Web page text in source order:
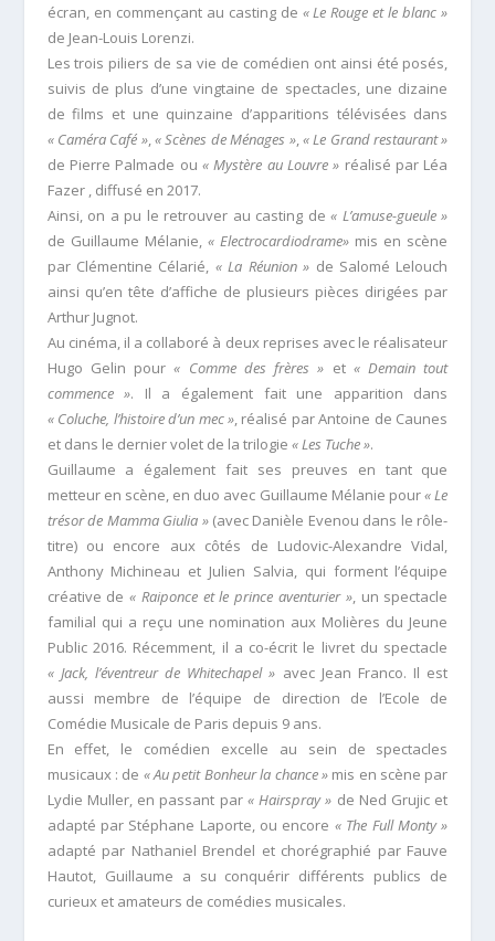
écran, en commençant au casting de « Le Rouge et le blanc »
de Jean-Louis Lorenzi.
Les trois piliers de sa vie de comédien ont ainsi été posés,
suivis de plus d’une vingtaine de spectacles, une dizaine
de films et une quinzaine d’apparitions télévisées dans
« Caméra Café »,« Scènes de Ménages »,« Le Grand restaurant »
de Pierre Palmade ou « Mystère au Louvre » réalisé par Léa
Fazer , diffusé en 2017.
Ainsi, on a pu le retrouver au casting de« L’amuse-gueule »
de Guillaume Mélanie, « Electrocardiodrame» mis en scène
par Clémentine Célarié, « La Réunion » de Salomé Lelouch
ainsi qu’en tête d’affiche de plusieurs pièces dirigées par
Arthur Jugnot.
Au cinéma, il a collaboré à deux reprises avec le réalisateur
Hugo Gelin pour« Comme des frères » et « Demain tout
commence ». Il a également fait une apparition dans
« Coluche, l’histoire d’un mec », réalisé par Antoine de Caunes
et dans le dernier volet de la trilogie « Les Tuche ».
Guillaume a également fait ses preuves en tant que
metteur en scène, en duo avec Guillaume Mélanie pour« Le
trésor de Mamma Giulia »(avec Danièle Evenou dans le rôle-
titre) ou encore aux côtés de Ludovic-Alexandre Vidal,
Anthony Michineau et Julien Salvia, qui forment l’équipe
créative de« Raiponce et le prince aventurier », un spectacle
familial qui a reçu une nomination aux Molières du Jeune
Public 2016. Récemment, il a co-écrit le livret du spectacle
« Jack, l’éventreur de Whitechapel » avec Jean Franco. Il est
aussi membre de l’équipe de direction de l’Ecole de
Comédie Musicale de Paris depuis 9 ans.
En effet, le comédien excelle au sein de spectacles
musicaux : de « Au petit Bonheur la chance »mis en scène par
Lydie Muller, en passant par « Hairspray » de Ned Grujic et
adapté par Stéphane Laporte, ou encore « The Full Monty »
adapté par Nathaniel Brendel et chorégraphié par Fauve
Hautot, Guillaume a su conquérir différents publics de
curieux et amateurs de comédies musicales.